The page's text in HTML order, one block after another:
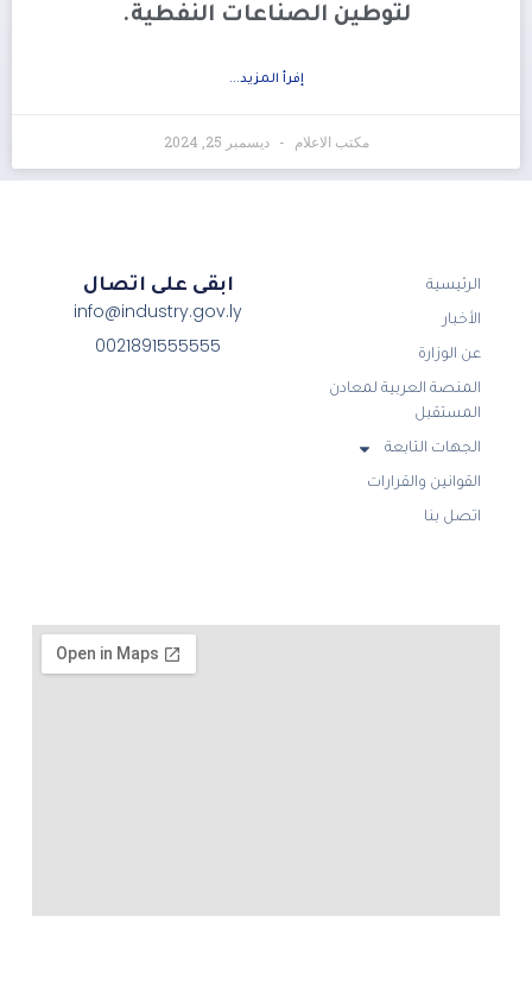
لتوطين الصناعات النفطية.
إفرأ المزيد...
مكتب الاعلام ديسمبر 25, 2024
الرئيسية
الأخبار
عن الوزارة
المنصة العربية لمعادن
المستقبل
الجهات التابعة
القوانين والقرارات
اتصل بنا
ابقى على اتصال
info@industry.gov.ly
0021891555555